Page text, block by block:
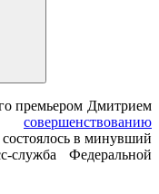
премьером Дмитрием
совершенствованию
состоялось в минувший
служба Федеральной